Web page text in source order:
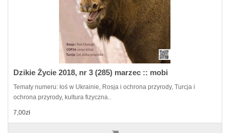
Dzikie Życie 2018, nr 3 (285) marzec :: mobi
Tematy numeru: łoś w Ukrainie, Rosja i ochrona przyrody, Turcja i
ochrona przyrody, kultura fizyczna..
7,00zł